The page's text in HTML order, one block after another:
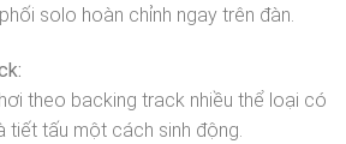
solo hoàn chỉnh ngay trên đàn.
theo backing track nhiều thể loại có
tiết tấu một cách sinh động.